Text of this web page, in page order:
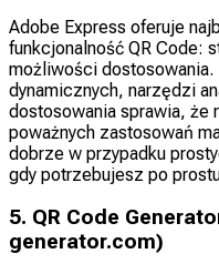
Adobe Express oferuje
funkcjonalność QR Code:
możliwości dostosowania.
dynamicznych, narzędzi
dostosowania sprawia, że
poważnych zastosowań
dobrze w przypadku
gdy potrzebujesz po
5. QR Code
generator.com)